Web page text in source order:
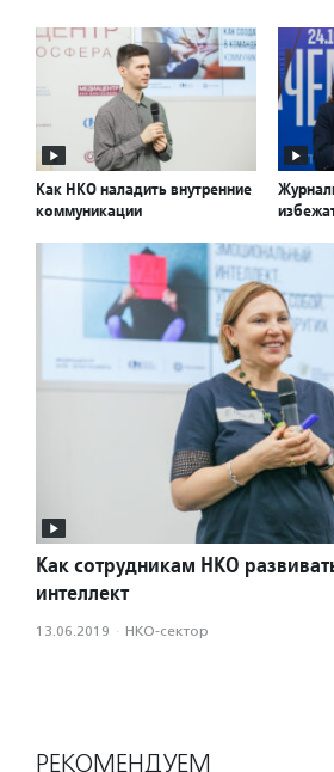
Как НКО наладить внутренние
коммуникации
Как сотрудникам НКО
интеллект
13.06.2019 · НКО-сектор
РЕКОМЕНДУЕМ